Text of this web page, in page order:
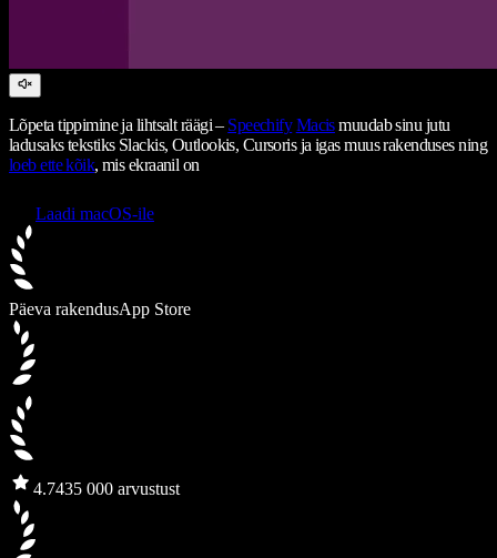
Lõpeta tippimine ja lihtsalt räägi – Speechify Macismuudab sinu jutu
ladusaks tekstiks Slackis, Outlookis, Cursoris ja igas muus rakenduses ning
loeb ette kõik, mis ekraanil on
Laadi macOS-ile
Päeva rakendusApp Store
4.7435 000 arvustust